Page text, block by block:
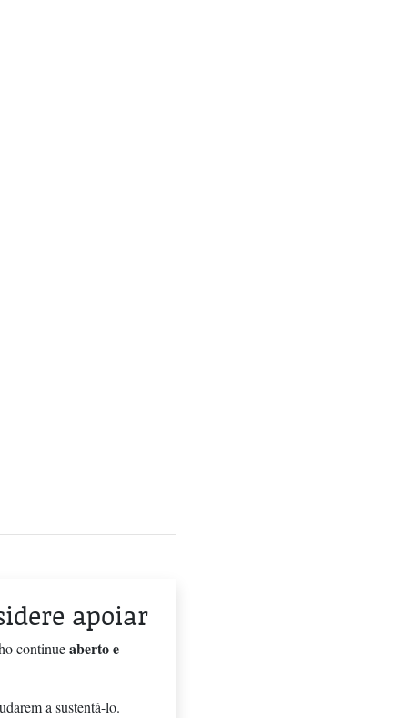
apoiar
continueaberto e
a sustentá-lo.